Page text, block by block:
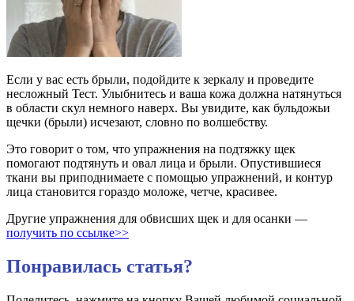
Если у вас есть брыли, подойдите к зеркалу и проведите
несложный Тест. Улыбнитесь и ваша кожа должна натянуться
в области скул немного наверх. Вы увидите, как бульдожьи
щечки (брыли) исчезают, словно по волшебству.
Это говорит о том, что упражнения на подтяжку щек
помогают подтянуть и овал лица и брыли. Опустившиеся
ткани вы приподнимаете с помощью упражнений, и контур
лица становится гораздо моложе, четче, красивее.
Другие упражнения для обвисших щек и для осанки —
получить по ссылке>>
Понравилась статья?